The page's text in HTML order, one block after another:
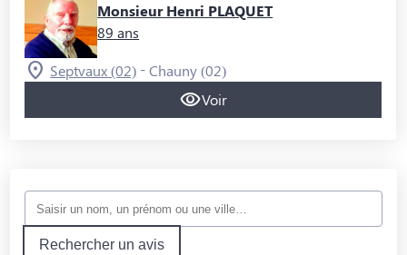
Monsieur Henri PLAQUET
89 ans
Septvaux (02) -Chauny (02)
Voir
Rechercher un avis